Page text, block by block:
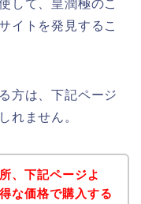
して、皇潤極のこ
イトを発見するこ
方は、下記ページ
れません。
、下記ページよ
な価格で購入する